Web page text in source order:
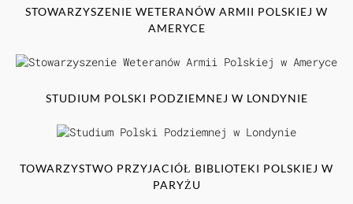
STOWARZYSZENIE WETERANÓW ARMII POLSKIEJ W
AMERYCE
STUDIUM POLSKI PODZIEMNEJ W LONDYNIE
TOWARZYSTWO PRZYJACIÓŁ BIBLIOTEKI POLSKIEJ W
PARYŻU